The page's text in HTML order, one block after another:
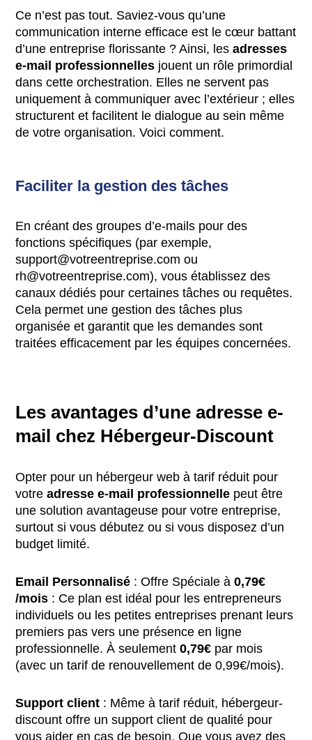
Ce n’est pas tout. Saviez-vous qu’une
communication interne efficace est le cœur battant
d’une entreprise florissante ? Ainsi, lesadresses
e-mail professionnelles jouent un rôle primordial
dans cette orchestration. Elles ne servent pas
uniquement à communiquer avec l’extérieur ; elles
structurent et facilitent le dialogue au sein même
de votre organisation. Voici comment.
Faciliter la gestion des tâches
En créant des groupes d’e-mails pour des
fonctions spécifiques (par exemple,
support@votreentreprise.comou
rh@votreentreprise.com), vous établissez des
canaux dédiés pour certaines tâches ou requêtes.
Cela permet une gestion des tâches plus
organisée et garantit que les demandes sont
traitées efficacement par les équipes concernées.
Les avantages d’une adresse e-
mail chez Hébergeur-Discount
Opter pour un hébergeur web à tarif réduit pour
votreadresse e-mail professionnelle peut être
une solution avantageuse pour votre entreprise,
surtout si vous débutez ou si vous disposez d’un
budget limité.
Email Personnalisé : Offre Spéciale à0,79€
/mois : Ce plan est idéal pour les entrepreneurs
individuels ou les petites entreprises prenant leurs
premiers pas vers une présence en ligne
professionnelle. À seulement0,79€ par mois
(avec un tarif de renouvellement de 0,99€/mois).
Support client : Même à tarif réduit, hébergeur-
discount offre un support client de qualité pour
vous aider en cas de besoin. Que vous ayez des